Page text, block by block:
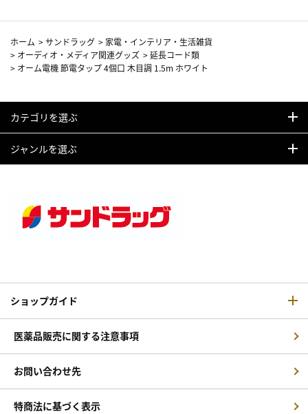
ホーム >サンドラッグ > 家電・インテリア・生活雑貨
> オーディオ・メディア関連グッズ >延長コード類
> オーム電機 節電タップ 4個口 木目調 1.5m ホワイト
カテゴリを選ぶ
ジャンルを選ぶ
ショップガイド
医薬品販売に関する注意事項
お問い合わせ先
特商法に基づく表示